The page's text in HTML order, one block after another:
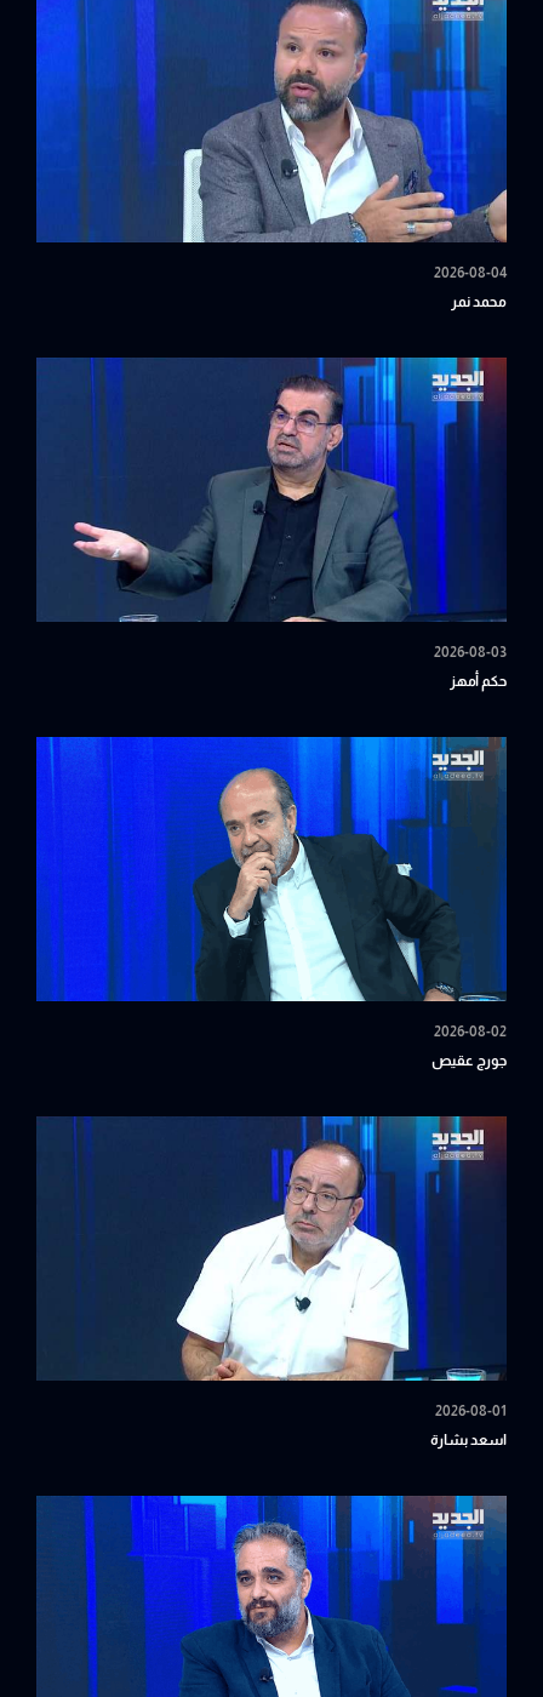
2026-08-04
محمد نمر
2026-08-03
حكم أمهز
2026-08-02
جورج عقيص
2026-08-01
اسعد بشارة